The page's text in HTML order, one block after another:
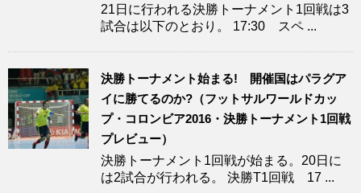
21日に行われる決勝トーナメント1回戦は3
試合は以下のとおり。 17:30 スペ ...
決勝トーナメント始まる! 開催国はパラグア
イに勝てるのか?（フットサルワールドカッ
プ・コロンビア2016・決勝トーナメント1回戦
プレビュー）
決勝トーナメント1回戦が始まる。20日に
は2試合が行われる。 決勝T1回戦 17 ...